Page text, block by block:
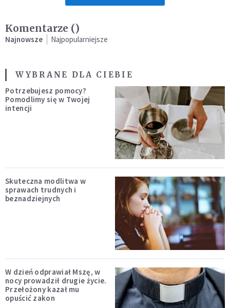
Komentarze ()
Najnowsze Najpopularniejsze
WYBRANE DLA CIEBIE
Potrzebujesz pomocy?
Pomodlimy się w Twojej
intencji
Skuteczna modlitwa w
sprawach trudnych i
beznadziejnych
W dzień odprawiał Mszę, w
nocy prowadził drugie życie.
Przełożony kazał mu
opuścić zakon